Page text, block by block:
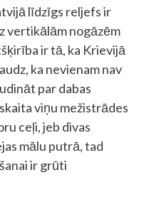
līdzīgs reljefs ir
vertikālām nogāzēm
ir tā, ka Krievijā
ka nevienam nav
par dabas
viņu mežistrādes
ceļi, jeb divas
mālu putrā, tad
ir grūti